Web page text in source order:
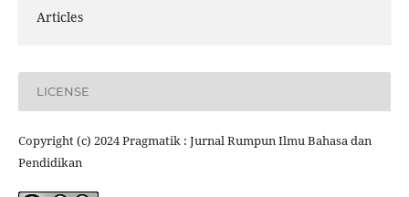
Articles
LICENSE
Copyright (c) 2024 Pragmatik : Jurnal Rumpun Ilmu Bahasa dan
Pendidikan